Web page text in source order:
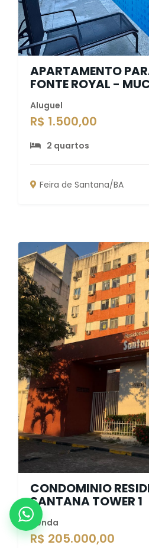
APARTAMENTO
FONTE ROYAL -
Aluguel
R$ 1.500,00
2 quartos
Feira de Santana/BA
CONDOMINIO
SANTANA TOWER 1
Venda
R$ 205.000,00